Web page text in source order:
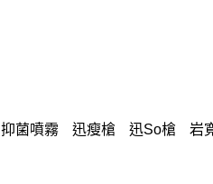
抑菌噴霧 迅瘦槍 迅So槍 岩